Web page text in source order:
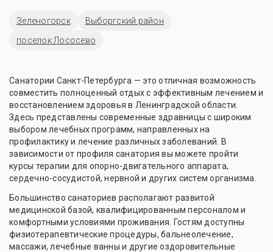
Зеленогорск
Выборгский район
поселок Лососево
Санатории Санкт-Петербурга — это отличная возможность
совместить полноценный отдых с эффективным лечением и
восстановлением здоровья в Ленинградской области.
Здесь представлены современные здравницы с широким
выбором лечебных программ, направленных на
профилактику и лечение различных заболеваний. В
зависимости от профиля санатория вы можете пройти
курсы терапии для опорно-двигательного аппарата,
сердечно-сосудистой, нервной и других систем организма.
Большинство санаториев располагают развитой
медицинской базой, квалифицированным персоналом и
комфортными условиями проживания. Гостям доступны
физиотерапевтические процедуры, бальнеолечение,
массажи, лечебные ванны и другие оздоровительные